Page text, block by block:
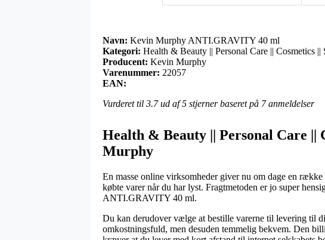
Navn: Kevin Murphy ANTI.GRAVITY 40 ml
Kategori: Health & Beauty || Personal Care || Cosmetics
Producent: Kevin Murphy
Varenummer: 22057
EAN:
Vurderet til 3.7ud af 5 stjerner baseret på 7anmeldelser
Health & Beauty || Personal Care
Murphy
En masse online virksomheder giver nu om dage en
købte varer når du har lyst. Fragtmetoden er jo super
ANTI.GRAVITY 40 ml.
Du kan derudover vælge at bestille varerne til levering til
omkostningsfuld, men desuden temmelig bekvem. Den